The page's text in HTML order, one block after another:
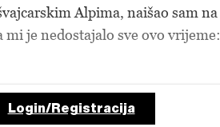
Alpima, naišao sam na
mi je nedostajalo sve ovo vrijeme:
Login/Registracija